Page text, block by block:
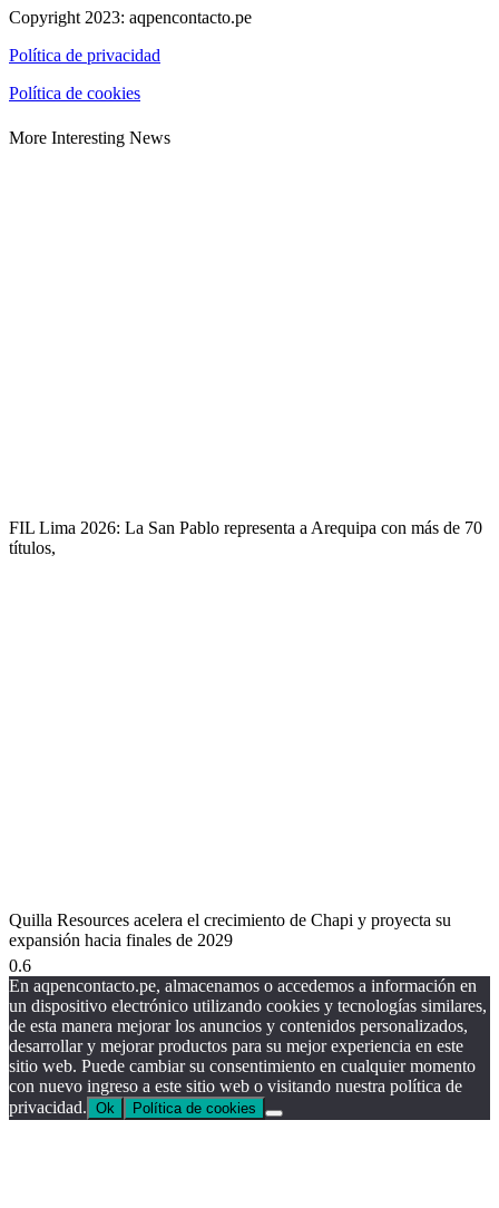
Copyright 2023: aqpencontacto.pe
Política de privacidad
Política de cookies
More Interesting News
FIL Lima 2026: La San Pablo representa a Arequipa con más de 70
títulos,
Quilla Resources acelera el crecimiento de Chapi y proyecta su
expansión hacia finales de 2029
En aqpencontacto.pe, almacenamos o accedemos a información en
un dispositivo electrónico utilizando cookies y tecnologías similares,
de esta manera mejorar los anuncios y contenidos personalizados,
desarrollar y mejorar productos para su mejor experiencia en este
sitio web. Puede cambiar su consentimiento en cualquier momento
con nuevo ingreso a este sitio web o visitando nuestra política de
privacidad. Ok Política de cookies